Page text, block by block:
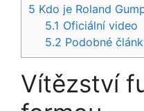
5 Kdo je Roland
5.1 Oficiální video
5.2 Podobné
Vítězství